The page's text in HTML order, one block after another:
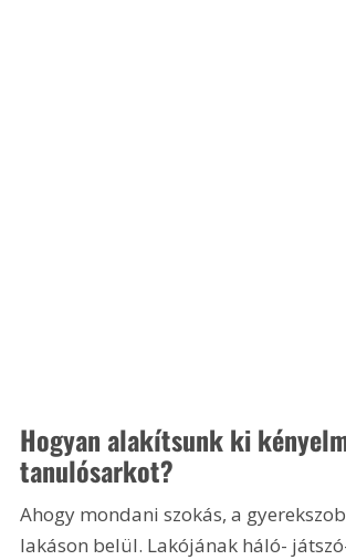
Hogyan alakítsunk ki
tanulósarkot?
Ahogy mondani szokás, a
lakáson belül. Lakójának háló-